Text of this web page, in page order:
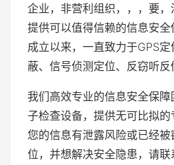
企业，非营利组织，，，要
提供可以值得信赖的信息安
成立以来，一直致力于GPS
蔽、信号侦测定位、反窃听反
我们高效专业的信息安全保
子检查设备，提供无可比拟
您的信息有泄露风险或已经
位，并想解决安全隐患，请